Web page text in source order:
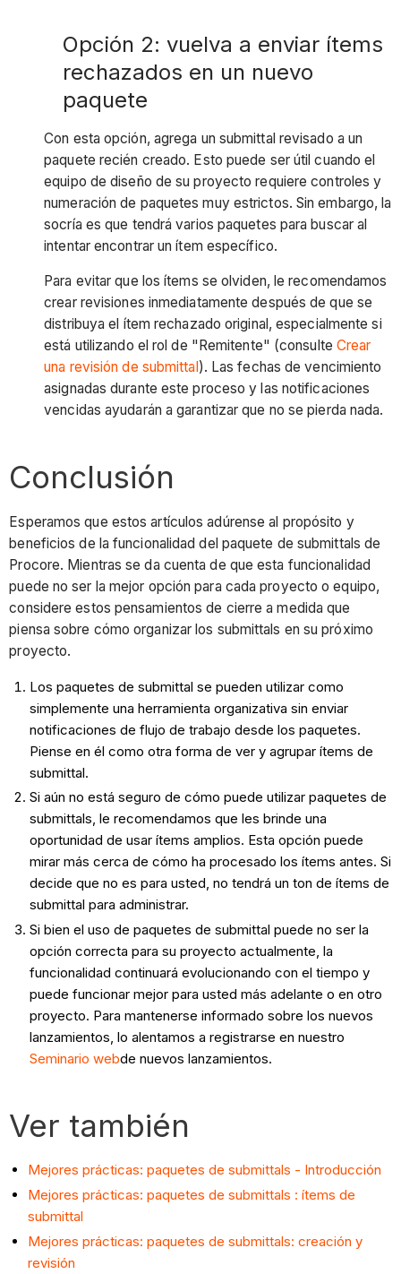
Opción 2: vuelva a enviar ítems
rechazados en un nuevo
paquete
Con esta opción, agrega un submittal revisado a un
paquete recién creado. Esto puede ser útil cuando el
equipo de diseño de su proyecto requiere controles y
numeración de paquetes muy estrictos. Sin embargo, la
socría es que tendrá varios paquetes para buscar al
intentar encontrar un ítem específico.
Para evitar que los ítems se olviden, le recomendamos
crear revisiones inmediatamente después de que se
distribuya el ítem rechazado original, especialmente si
está utilizando el rol de "Remitente" (consulte Crear
una revisión de submittal). Las fechas de vencimiento
asignadas durante este proceso y las notificaciones
vencidas ayudarán a garantizar que no se pierda nada.
Conclusión
Esperamos que estos artículos adúrense al propósito y
beneficios de la funcionalidad del paquete de submittals de
Procore. Mientras se da cuenta de que esta funcionalidad
puede no ser la mejor opción para cada proyecto o equipo,
considere estos pensamientos de cierre a medida que
piensa sobre cómo organizar los submittals en su próximo
proyecto.
Los paquetes de submittal se pueden utilizar como
simplemente una herramienta organizativa sin enviar
notificaciones de flujo de trabajo desde los paquetes.
Piense en él como otra forma de ver y agrupar ítems de
submittal.
Si aún no está seguro de cómo puede utilizar paquetes de
submittals, le recomendamos que les brinde una
oportunidad de usar ítems amplios. Esta opción puede
mirar más cerca de cómo ha procesado los ítems antes. Si
decide que no es para usted, no tendrá un ton de ítems de
submittal para administrar.
Si bien el uso de paquetes de submittal puede no ser la
opción correcta para su proyecto actualmente, la
funcionalidad continuará evolucionando con el tiempo y
puede funcionar mejor para usted más adelante o en otro
proyecto. Para mantenerse informado sobre los nuevos
lanzamientos, lo alentamos a registrarse en nuestro
Seminario webde nuevos lanzamientos.
Ver también
Mejores prácticas: paquetes de submittals - Introducción
Mejores prácticas: paquetes de submittals : ítems de
submittal
Mejores prácticas: paquetes de submittals: creación y
revisión